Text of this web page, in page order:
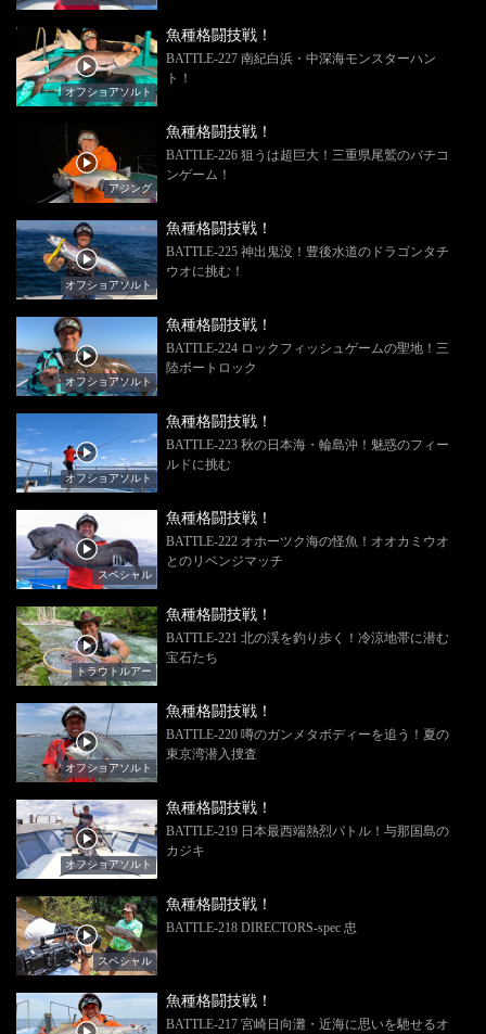
オフショアソルト
魚種格闘技戦！
BATTLE-227 南紀白浜・中深海モンスターハン
ト！
アジング
魚種格闘技戦！
BATTLE-226 狙うは超巨大！三重県尾鷲のバチコ
ンゲーム！
オフショアソルト
魚種格闘技戦！
BATTLE-225 神出鬼没！豊後水道のドラゴンタチ
ウオに挑む！
オフショアソルト
魚種格闘技戦！
BATTLE-224 ロックフィッシュゲームの聖地！三
陸ボートロック
オフショアソルト
魚種格闘技戦！
BATTLE-223 秋の日本海・輪島沖！魅惑のフィー
ルドに挑む
スペシャル
魚種格闘技戦！
BATTLE-222 オホーツク海の怪魚！オオカミウオ
とのリベンジマッチ
トラウトルアー
魚種格闘技戦！
BATTLE-221 北の渓を釣り歩く！冷涼地帯に潜む
宝石たち
オフショアソルト
魚種格闘技戦！
BATTLE-220 噂のガンメタボディーを追う！夏の
東京湾潜入捜査
オフショアソルト
魚種格闘技戦！
BATTLE-219 日本最西端熱烈バトル！与那国島の
カジキ
スペシャル
魚種格闘技戦！
BATTLE-218 DIRECTORS‐spec 忠
魚種格闘技戦！
BATTLE-217 宮崎日向灘・近海に思いを馳せるオ